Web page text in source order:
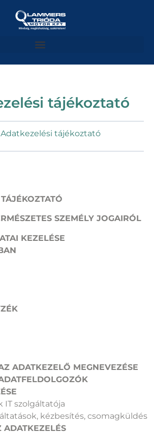
tájékoztató
Adatkezelési tájékoztató
SZEMÉLY JOGAIRÓL
KEZELÉSE
ADATKEZELŐ MEGNEVEZÉSE
IT szolgáltatója
kézbesítés, csomagküldés
ADATKEZELÉS